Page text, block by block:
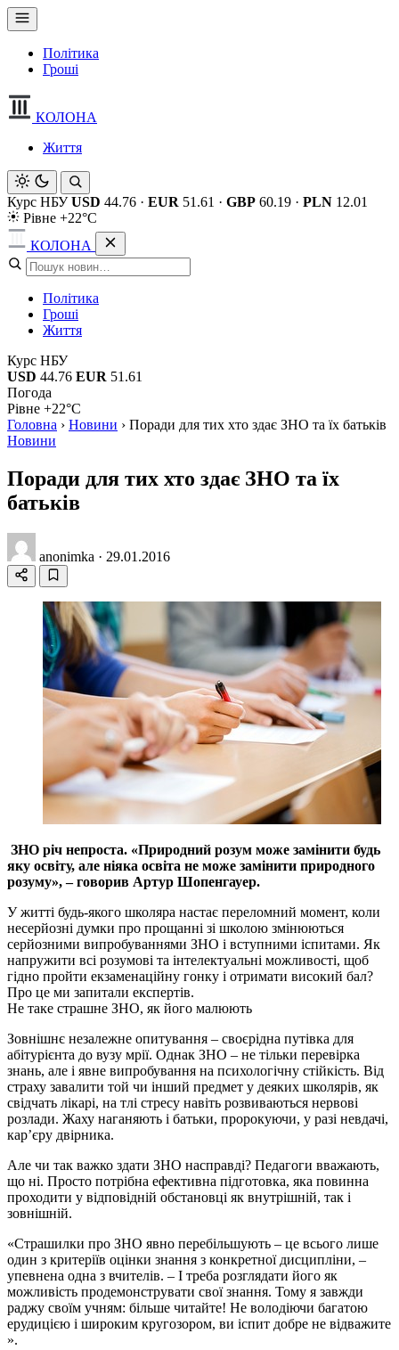
Політика
Гроші
КОЛОНА
Життя
Курс НБУ USD 44.76 · EUR 51.61 · GBP 60.19 · PLN 12.01
Рівне +22°C
КОЛОНА
Політика
Гроші
Життя
Курс НБУ
USD 44.76 EUR 51.61
Погода
Рівне +22°C
Головна › Новини › Поради для тих хто здає ЗНО та їх батьків
Новини
Поради для тих хто здає ЗНО та їх
батьків
anonimka · 29.01.2016
ЗНО річ непроста. «Природний розум може замінити будь
яку освіту, але ніяка освіта не може замінити природного
розуму», – говорив Артур Шопенгауер.
У житті будь-якого школяра настає переломний момент, коли
несерйозні думки про прощанні зі школою змінюються
серйозними випробуваннями ЗНО і вступними іспитами. Як
напружити всі розумові та інтелектуальні можливості, щоб
гідно пройти екзаменаційну гонку і отримати високий бал?
Про це ми запитали експертів.
Не таке страшне ЗНО, як його малюють
Зовнішнє незалежне опитування – своєрідна путівка для
абітурієнта до вузу мрії. Однак ЗНО – не тільки перевірка
знань, але і явне випробування на психологічну стійкість. Від
страху завалити той чи інший предмет у деяких школярів, як
свідчать лікарі, на тлі стресу навіть розвиваються нервові
розлади. Жаху наганяють і батьки, пророкуючи, у разі невдачі,
кар’єру двірника.
Але чи так важко здати ЗНО насправді? Педагоги вважають,
що ні. Просто потрібна ефективна підготовка, яка повинна
проходити у відповідній обстановці як внутрішній, так і
зовнішній.
«Страшилки про ЗНО явно перебільшують – це всього лише
один з критеріїв оцінки знання з конкретної дисципліни, –
упевнена одна з вчителів. – І треба розглядати його як
можливість продемонструвати свої знання. Тому я завжди
раджу своїм учням: більше читайте! Не володіючи багатою
ерудицією і широким кругозором, ви іспит добре не відважите
».